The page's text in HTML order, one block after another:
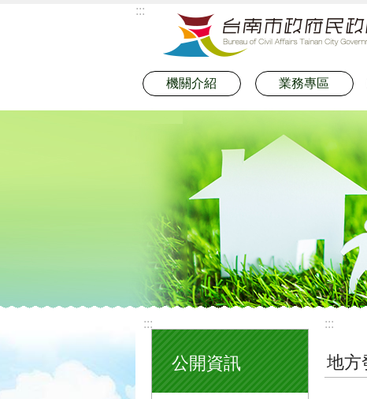
:::
機關介紹 業務專區
:::
公開資訊
:::
地方